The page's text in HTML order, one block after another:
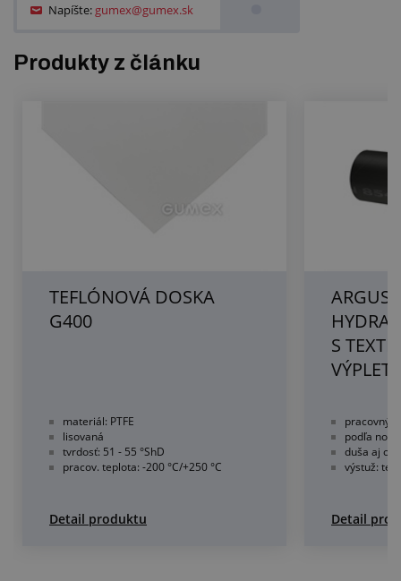
Napíšte: gumex@gumex.sk
Produkty z článku
TEFLÓNOVÁ DOSKA
G400
materiál: PTFE
lisovaná
tvrdosť: 51 - 55 °ShD
pracov. teplota: -200 °C/+250 °C
Detail produktu
ARGUS
S
pracovný
podľa
duša aj
výstuž:
Detail